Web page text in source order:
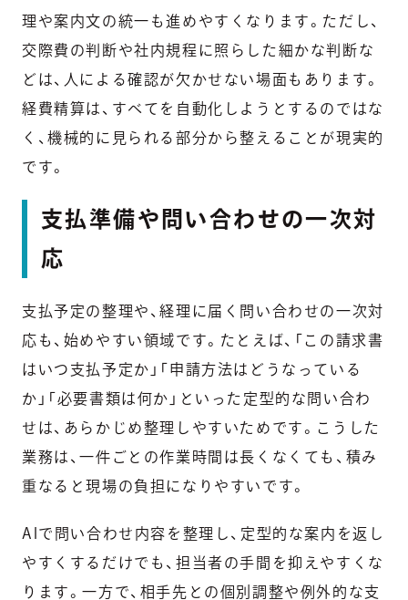
理や案内文の統一も進めやすくなります。ただし、
交際費の判断や社内規程に照らした細かな判断な
どは、人による確認が欠かせない場面もあります。
経費精算は、すべてを自動化しようとするのではな
く、機械的に見られる部分から整えることが現実的
です。
支払準備や問い合わせの一次対
応
支払予定の整理や、経理に届く問い合わせの一次対
応も、始めやすい領域です。たとえば、「この請求書
はいつ支払予定か」「申請方法はどうなっている
か」「必要書類は何か」といった定型的な問い合わ
せは、あらかじめ整理しやすいためです。こうした
業務は、一件ごとの作業時間は長くなくても、積み
重なると現場の負担になりやすいです。
AIで問い合わせ内容を整理し、定型的な案内を返し
やすくするだけでも、担当者の手間を抑えやすくな
ります。一方で、相手先との個別調整や例外的な支